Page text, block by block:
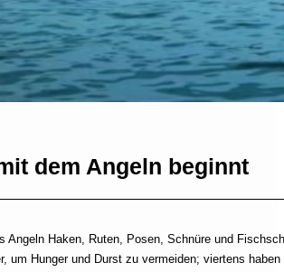
dem Angeln beginnt
Angeln Haken, Ruten, Posen, Schnüre und
um Hunger und Durst zu vermeiden; viertens